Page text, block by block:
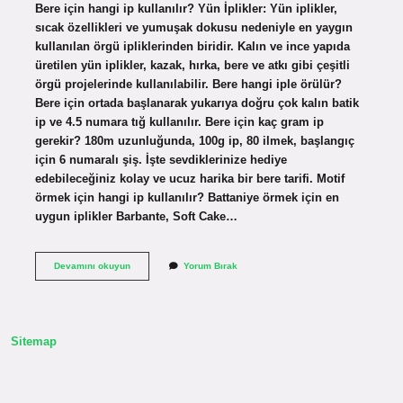
Bere için hangi ip kullanılır? Yün İplikler: Yün iplikler,
sıcak özellikleri ve yumuşak dokusu nedeniyle en yaygın
kullanılan örgü ipliklerinden biridir. Kalın ve ince yapıda
üretilen yün iplikler, kazak, hırka, bere ve atkı gibi çeşitli
örgü projelerinde kullanılabilir. Bere hangi iple örülür?
Bere için ortada başlanarak yukarıya doğru çok kalın batik
ip ve 4.5 numara tığ kullanılır. Bere için kaç gram ip
gerekir? 180m uzunluğunda, 100g ip, 80 ilmek, başlangıç ​​
için 6 numaralı şiş. İşte sevdiklerinize hediye
edebileceğiniz kolay ve ucuz harika bir bere tarifi. Motif
örmek için hangi ip kullanılır? Battaniye örmek için en
uygun iplikler Barbante, Soft Cake…
Devamını okuyunBere
Yorum Bırak
Sitemap